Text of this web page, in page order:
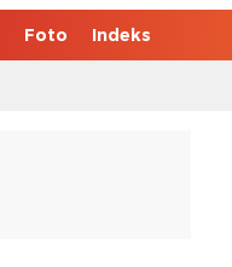
Foto Indeks